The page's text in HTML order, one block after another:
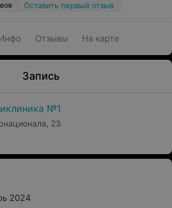
Оставить первый отзыв
Отзывы На карте
Запись
№1
23
2024